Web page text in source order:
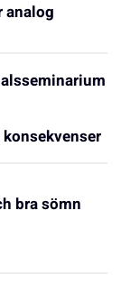
analog
bra sömn